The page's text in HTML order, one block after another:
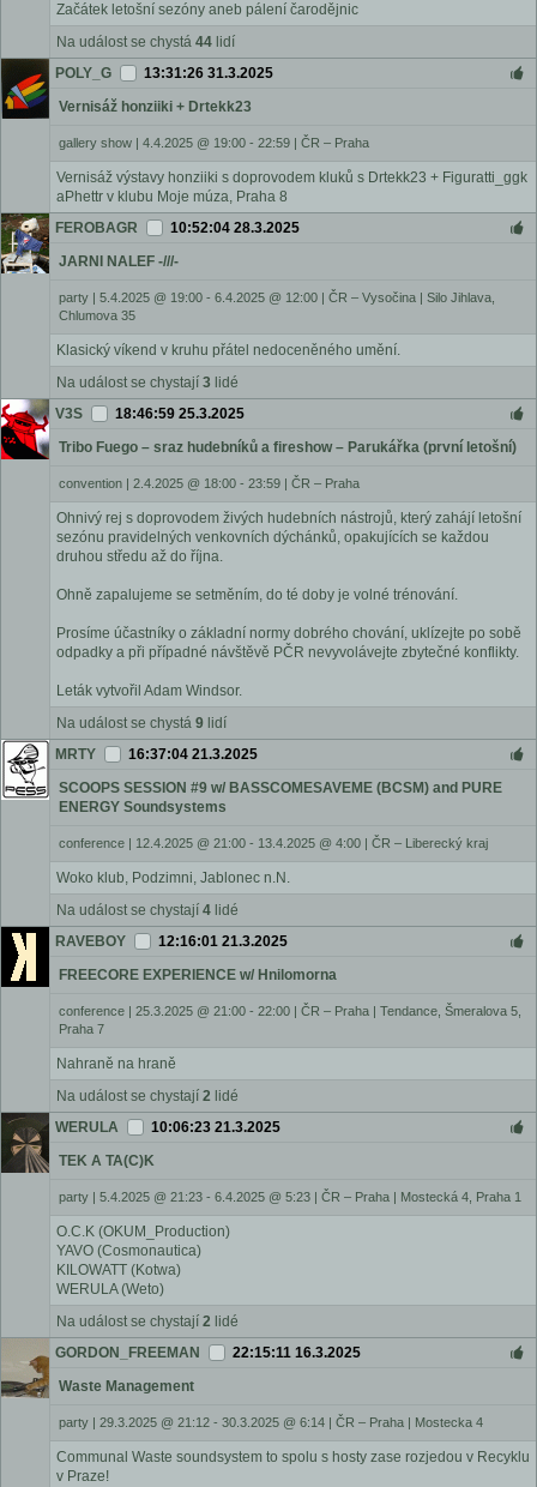
Začátek letošní sezóny aneb pálení čarodějnic
Na událost se chystá 44 lidí
POLY_G
13:31:26 31.3.2025
Vernisáž honziiki + Drtekk23
gallery show | 4.4.2025 @ 19:00 - 22:59 | ČR – Praha
Vernisáž výstavy honziiki s doprovodem kluků s Drtekk23 + Figuratti_ggk
aPhettr v klubu Moje múza, Praha 8
FEROBAGR
10:52:04 28.3.2025
JARNI NALEF -///-
party | 5.4.2025 @ 19:00 - 6.4.2025 @ 12:00 | ČR – Vysočina | Silo Jihlava,
Chlumova 35
Klasický víkend v kruhu přátel nedoceněného umění.
Na událost se chystají 3 lidé
V3S
18:46:59 25.3.2025
Tribo Fuego – sraz hudebníků a fireshow – Parukářka (první letošní)
convention | 2.4.2025 @ 18:00 - 23:59 | ČR – Praha
Ohnivý rej s doprovodem živých hudebních nástrojů, který zahájí letošní
sezónu pravidelných venkovních dýchánků, opakujících se každou
druhou středu až do října.
Ohně zapalujeme se setměním, do té doby je volné trénování.
Prosíme účastníky o základní normy dobrého chování, uklízejte po sobě
odpadky a při případné návštěvě PČR nevyvolávejte zbytečné konflikty.
Leták vytvořil Adam Windsor.
Na událost se chystá 9 lidí
MRTY
16:37:04 21.3.2025
SCOOPS SESSION #9 w/ BASSCOMESAVEME (BCSM) and PURE
ENERGY Soundsystems
conference | 12.4.2025 @ 21:00 - 13.4.2025 @ 4:00 | ČR – Liberecký kraj
Woko klub, Podzimni, Jablonec n.N.
Na událost se chystají 4 lidé
RAVEBOY
12:16:01 21.3.2025
FREECORE EXPERIENCE w/ Hnilomorna
conference | 25.3.2025 @ 21:00 - 22:00 | ČR – Praha | Tendance, Šmeralova 5,
Praha 7
Nahraně na hraně
Na událost se chystají 2 lidé
WERULA
10:06:23 21.3.2025
TEK A TA(C)K
party | 5.4.2025 @ 21:23 - 6.4.2025 @ 5:23 | ČR – Praha | Mostecká 4, Praha 1
O.C.K (OKUM_Production)
YAVO (Cosmonautica)
KILOWATT (Kotwa)
WERULA (Weto)
Na událost se chystají 2 lidé
GORDON_FREEMAN
22:15:11 16.3.2025
Waste Management
party | 29.3.2025 @ 21:12 - 30.3.2025 @ 6:14 | ČR – Praha | Mostecka 4
Communal Waste soundsystem to spolu s hosty zase rozjedou v Recyklu
v Praze!